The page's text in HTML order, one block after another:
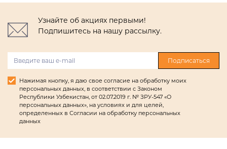
Узнайте об акциях первыми!
Подпишитесь на нашу рассылку.
Подписаться
Нажимая кнопку, я даю свое согласие на обработку моих
персональных данных, в соответствии с Законом
Республики Узбекистан, от 02.07.2019 г. № ЗРУ-547 «О
персональных данных», на условиях и для целей,
определенных в Согласии на обработку персональных
данных